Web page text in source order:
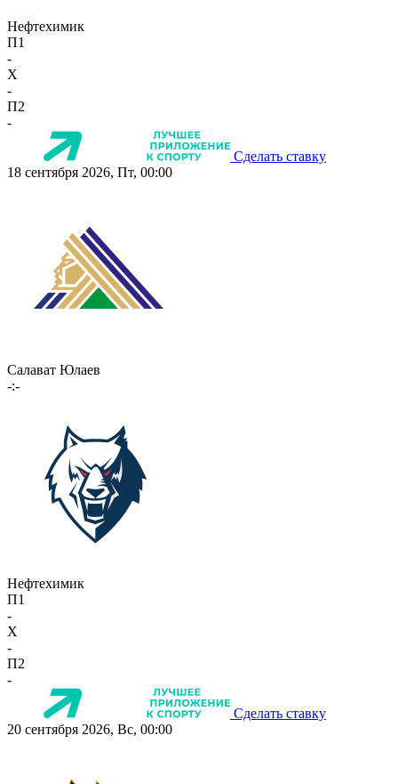
Нефтехимик
П1
-
X
-
П2
-
Сделать ставку
18 сентября 2026, Пт, 00:00
Салават Юлаев
-:-
Нефтехимик
П1
-
X
-
П2
-
Сделать ставку
20 сентября 2026, Вс, 00:00